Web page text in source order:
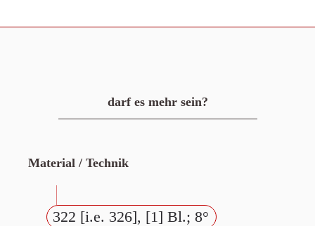
darf es mehr sein?
Material / Technik
322 [i.e. 326], [1] Bl.; 8°